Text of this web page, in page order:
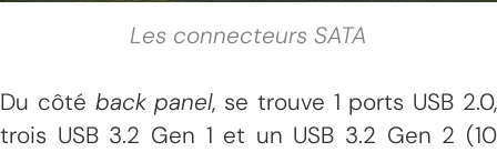
Les connecteurs SATA
Du côté back panel, se trouve 1 ports USB 2.0,
trois USB 3.2 Gen 1 et un USB 3.2 Gen 2 (10